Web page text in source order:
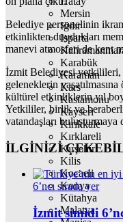
Mersin
Iğdır
Isparta
Karabük
Karaman
Kars
Kastamonu
Kayseri
Kırıkkale
Kırklareli
Kırşehir
Kilis
Kocaeli
Konya
Kütahya
Malatya
Belediye personelinin
etkinlikten duydukları
manevi atmosferi de kent
İzmit Belediyesi yetkilileri,
geleneklerin
kültürel etkinliklerin yıl
Yetkililer, birlik ve
vatandaşları
İLGİNİZİ
İzmit simidi